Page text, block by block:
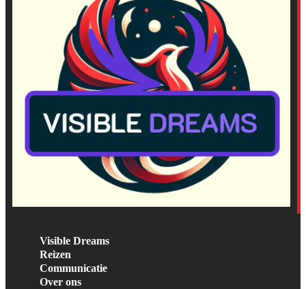
Visible Dreams
Reizen
Communicatie
Over ons